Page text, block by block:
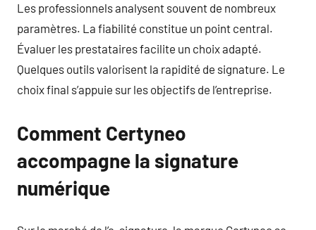
Les professionnels analysent souvent de nombreux
paramètres. La fiabilité constitue un point central.
Évaluer les prestataires facilite un choix adapté.
Quelques outils valorisent la rapidité de signature. Le
choix final s’appuie sur les objectifs de l’entreprise.
Comment Certyneo
accompagne la signature
numérique